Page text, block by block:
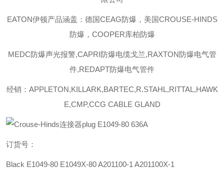
EATON伊顿产品涵盖：德国CEAG防爆，美国CROUSE-HINDS
防爆，COOPER库柏防爆
MEDC防爆声光报警,CAPRI防爆电缆戈兰,RAXTON防爆电气管
件,REDAPT防爆电气管件
经销：APPLETON,KILLARK,BARTEC,R.STAHL,RITTAL,HAWK
E,CMP,CCG CABLE GLAND
订货号：
Black E1049-80 E1049X-80 A201100-1 A201100X-1